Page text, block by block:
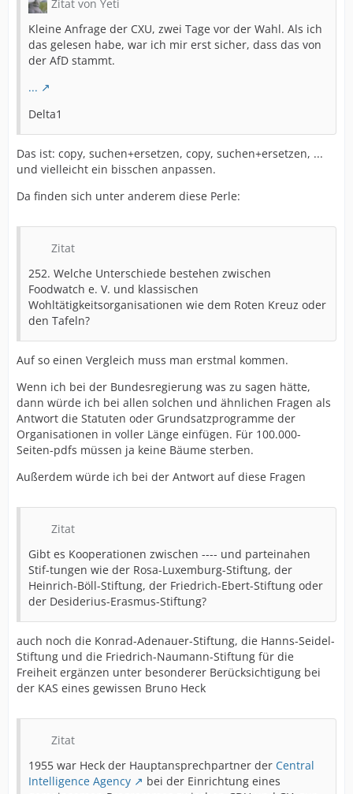
Zitat von Yeti
Kleine Anfrage der CXU, zwei Tage vor der Wahl. Als ich
das gelesen habe, war ich mir erst sicher, dass das von
der AfD stammt.
...
Delta1
Das ist: copy, suchen+ersetzen, copy, suchen+ersetzen, ...
und vielleicht ein bisschen anpassen.
Da finden sich unter anderem diese Perle:
Zitat
252. Welche Unterschiede bestehen zwischen
Foodwatch e. V. und klassischen
Wohltätigkeitsorganisationen wie dem Roten Kreuz oder
den Tafeln?
Auf so einen Vergleich muss man erstmal kommen.
Wenn ich bei der Bundesregierung was zu sagen hätte,
dann würde ich bei allen solchen und ähnlichen Fragen als
Antwort die Statuten oder Grundsatzprogramme der
Organisationen in voller Länge einfügen. Für 100.000-
Seiten-pdfs müssen ja keine Bäume sterben.
Außerdem würde ich bei der Antwort auf diese Fragen
Zitat
Gibt es Kooperationen zwischen ---- und parteinahen
Stif-tungen wie der Rosa-Luxemburg-Stiftung, der
Heinrich-Böll-Stiftung, der Friedrich-Ebert-Stiftung oder
der Desiderius-Erasmus-Stiftung?
auch noch die Konrad-Adenauer-Stiftung, die Hanns-Seidel-
Stiftung und die Friedrich-Naumann-Stiftung für die
Freiheit ergänzen unter besonderer Berücksichtigung bei
der KAS eines gewissen Bruno Heck
Zitat
1955 war Heck der Hauptansprechpartner der Central
Intelligence Agency
bei der Einrichtung eines